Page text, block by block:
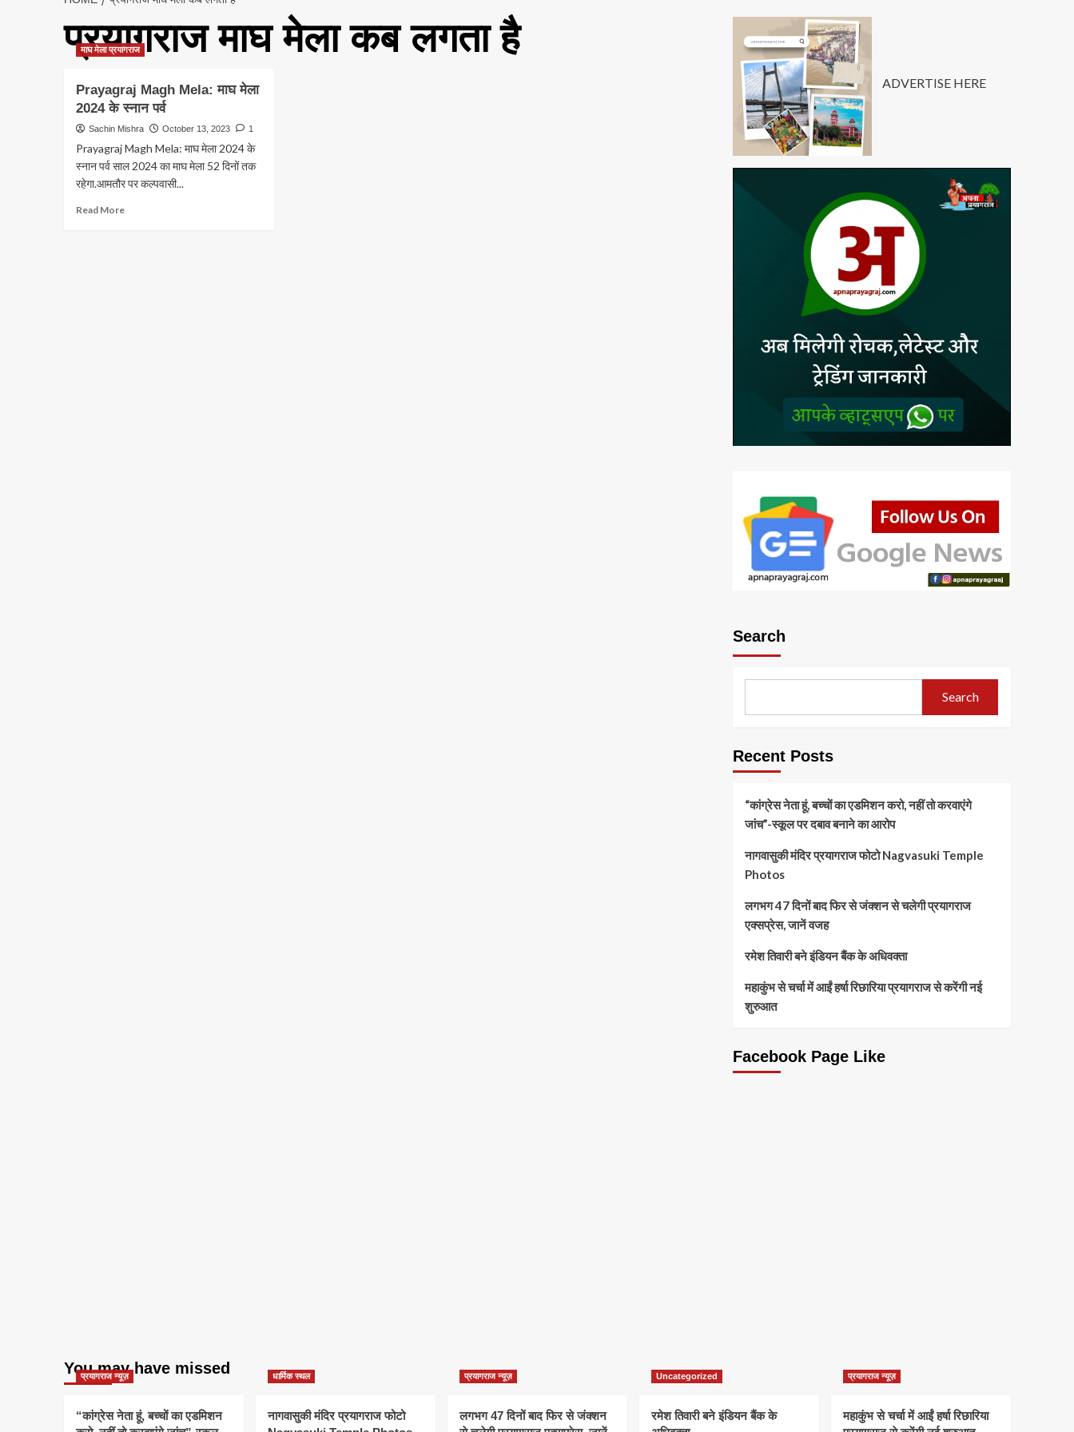
प्रयागराज माघ मेला कब लगता है
माघ मेला प्रयागराज
Prayagraj Magh Mela: माघ मेला
2024 के स्नान पर्व
Sachin Mishra October 13, 2023 1
Prayagraj Magh Mela: माघ मेला 2024 के
स्नान पर्व साल 2024 का माघ मेला 52 दिनों तक
रहेगा.आमतौर पर कल्पवासी...
Read MoreRead
ADVERTISE HERE
Search
Search
Recent Posts
“कांग्रेस नेता हूं, बच्चों का एडमिशन करो, नहीं तो करवाएंगे
जांच”-स्कूल पर दबाव बनाने का आरोप
नागवासुकी मंदिर प्रयागराज फोटो Nagvasuki Temple
Photos
लगभग 47 दिनों बाद फिर से जंक्शन से चलेगी प्रयागराज
एक्सप्रेस, जानें वजह
रमेश तिवारी बने इंडियन बैंक के अधिवक्ता
महाकुंभ से चर्चा में आईं हर्षा रिछारिया प्रयागराज से करेंगी नई
शुरुआत
Facebook Page Like
You may have missed
प्रयागराज न्यूज़
“कांग्रेस नेता हूं, बच्चों का एडमिशन
धार्मिक स्थल
नागवासुकी मंदिर प्रयागराज फोटो
प्रयागराज न्यूज़
लगभग 47 दिनों बाद फिर से जंक्शन
Uncategorized
रमेश तिवारी बने इंडियन बैंक के
प्रयागराज न्यूज़
महाकुंभ से चर्चा में आईं हर्षा रिछारिया